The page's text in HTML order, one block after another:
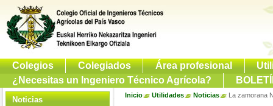
Colegios Colegiados Área profesional
¿Necesitas un Ingeniero Técnico Agrícola?
Noticias
Inicio Utilidades Noticias La zamorana